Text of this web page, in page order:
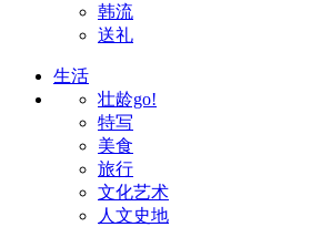
韩流
送礼
生活
壮龄go!
特写
美食
旅行
文化艺术
人文史地